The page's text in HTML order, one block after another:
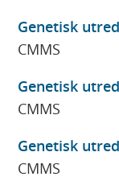
Genetisk
CMMS
Genetisk
CMMS
Genetisk
CMMS